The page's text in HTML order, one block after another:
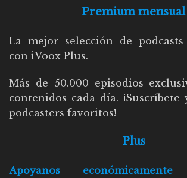
Premium mensual
La mejor selección de
con iVoox Plus.
Más de 50.000 episodios
contenidos cada día.
podcasters favoritos!
Plus
Apoyanos